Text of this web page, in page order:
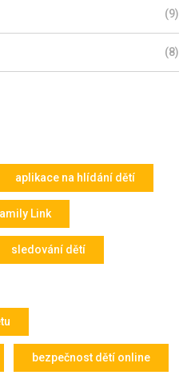
(9)
(8)
aplikace na hlídání dětí
Link
sledování dětí
bezpečnost dětí online